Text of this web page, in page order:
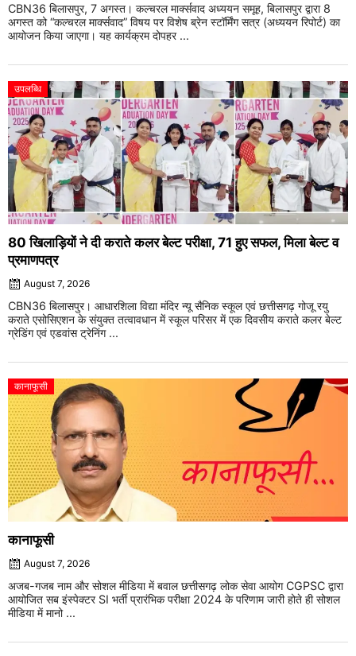
CBN36 बिलासपुर, 7 अगस्त। कल्चरल मार्क्सवाद अध्ययन समूह, बिलासपुर द्वारा 8
अगस्त को “कल्चरल मार्क्सवाद” विषय पर विशेष ब्रेन स्टॉर्मिंग सत्र (अध्ययन रिपोर्ट) का
आयोजन किया जाएगा। यह कार्यक्रम दोपहर ...
उपलब्धि
80 खिलाड़ियों ने दी कराते कलर बेल्ट परीक्षा, 71 हुए सफल, मिला बेल्ट व
प्रमाणपत्र
August 7, 2026
CBN36 बिलासपुर। आधारशिला विद्या मंदिर न्यू सैनिक स्कूल एवं छत्तीसगढ़ गोजू रयु
कराते एसोसिएशन के संयुक्त तत्वावधान में स्कूल परिसर में एक दिवसीय कराते कलर बेल्ट
ग्रेडिंग एवं एडवांस ट्रेनिंग ...
कानाफूसी
कानाफूसी
August 7, 2026
अजब-गजब नाम और सोशल मीडिया में बवाल छत्तीसगढ़ लोक सेवा आयोग CGPSC द्वारा
आयोजित सब इंस्पेक्टर SI भर्ती प्रारंभिक परीक्षा 2024 के परिणाम जारी होते ही सोशल
मीडिया में मानो ...